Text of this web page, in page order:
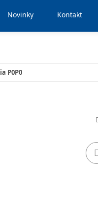
Novinky Kontakt
P0P0